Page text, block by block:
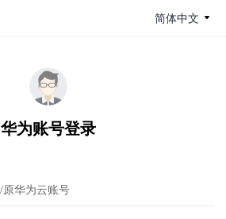
简体中文
华为账号登录